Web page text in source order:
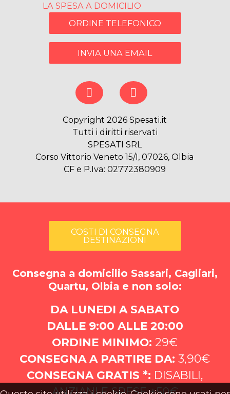
LA SPESA A DOMICILIO
ORDINE TELEFONICO
INVIA UNA EMAIL
Copyright 2026 Spesati.it
Tutti i diritti riservati
SPESATI SRL
Corso Vittorio Veneto 15/I, 07026, Olbia
CF e P.Iva: 02772380909
COSTI DI CONSEGNA
DESTINAZIONI
Consegna a domicilio Sassari, Cagliari,
Quartu, Olbia e non solo:
DA LUNEDI A SABATO
DALLE 9:00 ALLE 20:00
ORDINE MINIMO: 29€
CONSEGNA A PARTIRE DA: 3,90€
CONSEGNA GRATIS *: DISABILI,